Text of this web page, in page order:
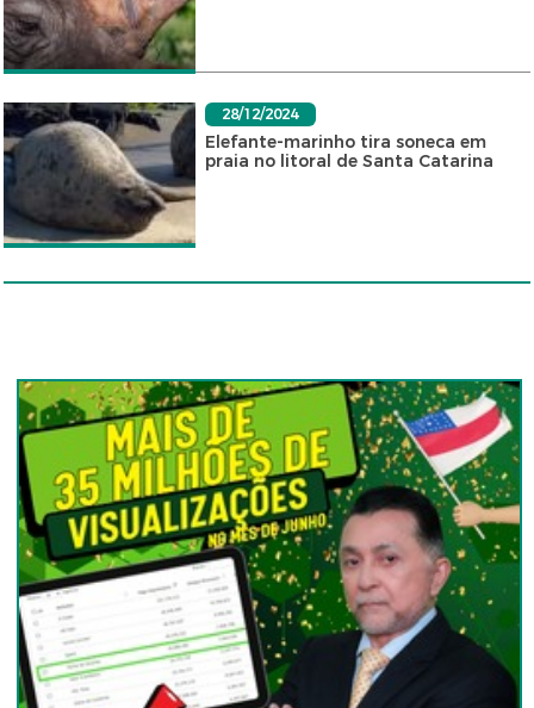
28/12/2024
Elefante-marinho tira soneca em
praia no litoral de Santa Catarina